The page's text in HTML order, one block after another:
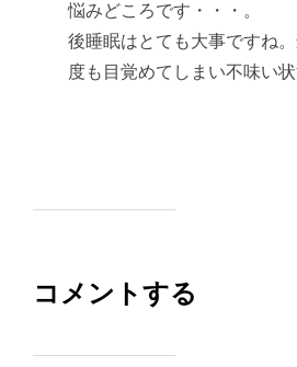
悩みどころです・・・。
後睡眠はとても大事ですね
度も目覚めてしまい不味い状
コメントする